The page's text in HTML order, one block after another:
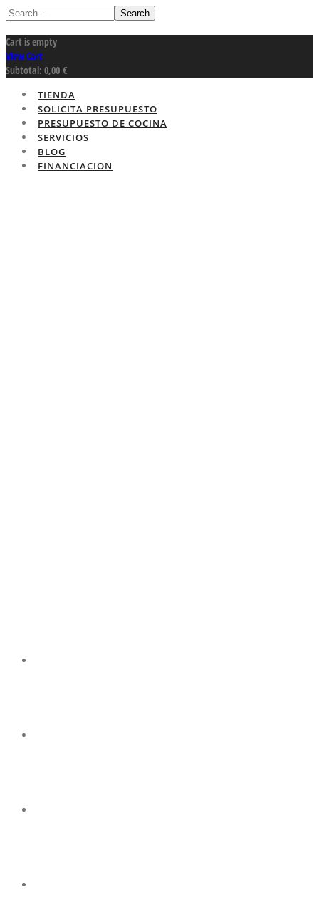
Search
Cart is empty
View Cart
Subtotal: 0,00 €
TIENDA
SOLICITA PRESUPUESTO
PRESUPUESTO DE COCINA
SERVICIOS
BLOG
FINANCIACION